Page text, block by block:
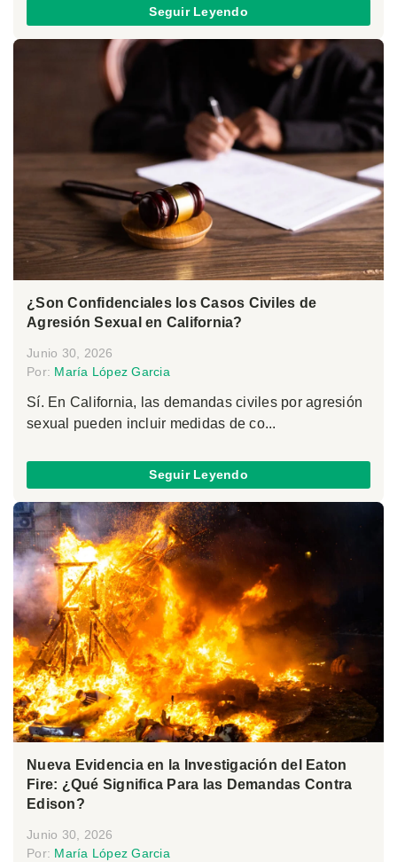
Seguir Leyendo
¿Son Confidenciales los Casos Civiles de
Agresión Sexual en California?
Junio 30, 2026
Por: María López Garcia
Sí. En California, las demandas civiles por agresión
sexual pueden incluir medidas de co...
Seguir Leyendo
Nueva Evidencia en la Investigación del Eaton
Fire: ¿Qué Significa Para las Demandas Contra
Edison?
Junio 30, 2026
Por: María López Garcia